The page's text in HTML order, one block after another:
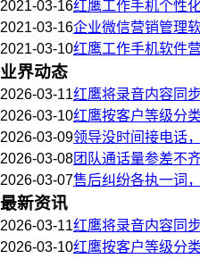
2021-03-16红鹰工作手机个性
2021-03-16企业微信营销管理
2021-03-10红鹰工作手机软件
业界动态
2026-03-11红鹰将录音内容同
2026-03-10红鹰按客户等级分
2026-03-09领导没时间接电话
2026-03-08团队通话量参差不
2026-03-07售后纠纷各执一词
最新资讯
2026-03-11红鹰将录音内容同
2026-03-10红鹰按客户等级分